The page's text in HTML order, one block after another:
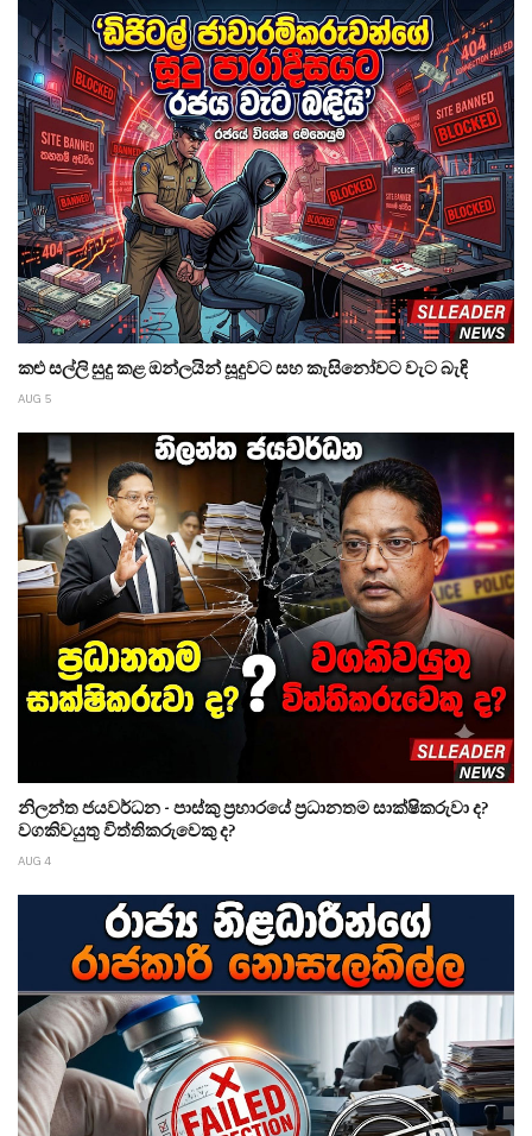
කළු සල්ලි සුදු කළ ඔන්ලයින් සූදුවට සහ කැසිනෝවට වැට බැඳි
AUG 5
නිලන්ත ජයවර්ධන - පාස්කු ප්‍රහාරයේ ප්‍රධානතම සාක්ෂිකරුවා ද?
වගකිවයුතු විත්තිකරුවෙකු ද?
AUG 4